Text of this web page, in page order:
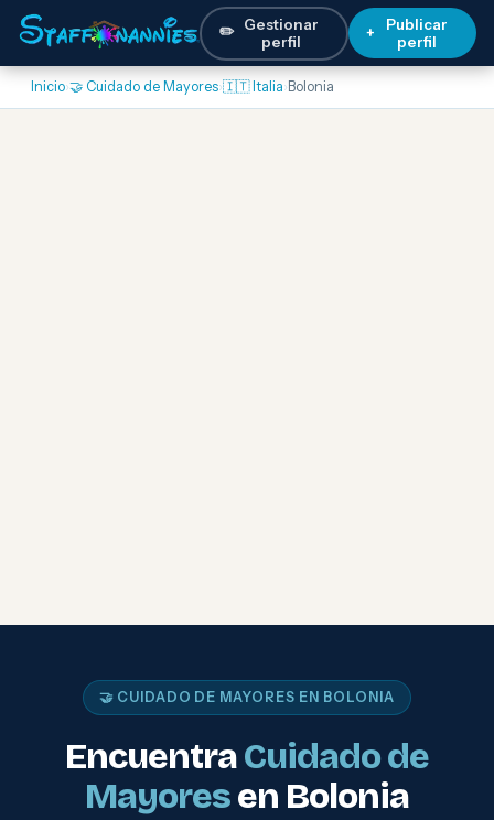
✏️ Gestionar
perfil
+
Publicar
perfil
Inicio›🤝 Cuidado de Mayores›🇮🇹 Italia› Bolonia
🤝 CUIDADO DE MAYORES EN BOLONIA
EncuentraCuidado de
Mayoresen Bolonia